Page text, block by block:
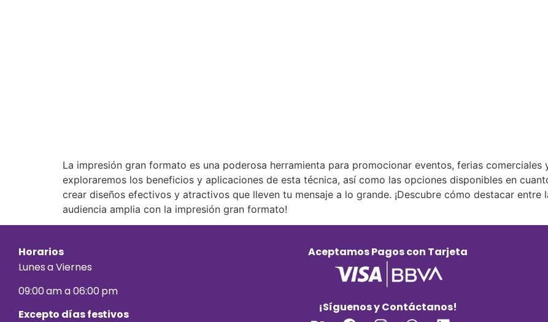
La impresión gran formato es una poderosa herramienta para promocionar eventos, ferias
exploraremos los beneficios y aplicaciones de esta técnica, así como las opciones disponibles en
crear diseños efectivos y atractivos que lleven tu mensaje a lo grande. ¡Descubre cómo destacar
audiencia amplia con la impresión gran formato!
Horarios
Lunes a Viernes
09:00 am a 06:00 pm
Excepto días festivos
Aceptamos Pagos con Tarjeta
¡Síguenos y Contáctanos!